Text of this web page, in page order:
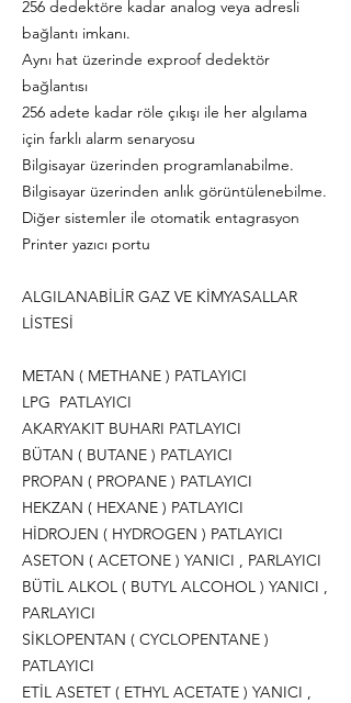
256 dedektöre kadar analog veya adresli
bağlantı imkanı.
Aynı hat üzerinde exproof dedektör
bağlantısı
256 adete kadar röle çıkışı ile her algılama
için farklı alarm senaryosu
Bilgisayar üzerinden programlanabilme.
Bilgisayar üzerinden anlık görüntülenebilme.
Diğer sistemler ile otomatik entagrasyon
Printer yazıcı portu
ALGILANABİLİR GAZ VE KİMYASALLAR
LİSTESİ
METAN ( METHANE ) PATLAYICI
LPG PATLAYICI
AKARYAKIT BUHARI PATLAYICI
BÜTAN ( BUTANE ) PATLAYICI
PROPAN ( PROPANE ) PATLAYICI
HEKZAN ( HEXANE ) PATLAYICI
HİDROJEN ( HYDROGEN ) PATLAYICI
ASETON ( ACETONE ) YANICI , PARLAYICI
BÜTİL ALKOL ( BUTYL ALCOHOL ) YANICI ,
PARLAYICI
SİKLOPENTAN ( CYCLOPENTANE )
PATLAYICI
ETİL ASETET ( ETHYL ACETATE ) YANICI ,